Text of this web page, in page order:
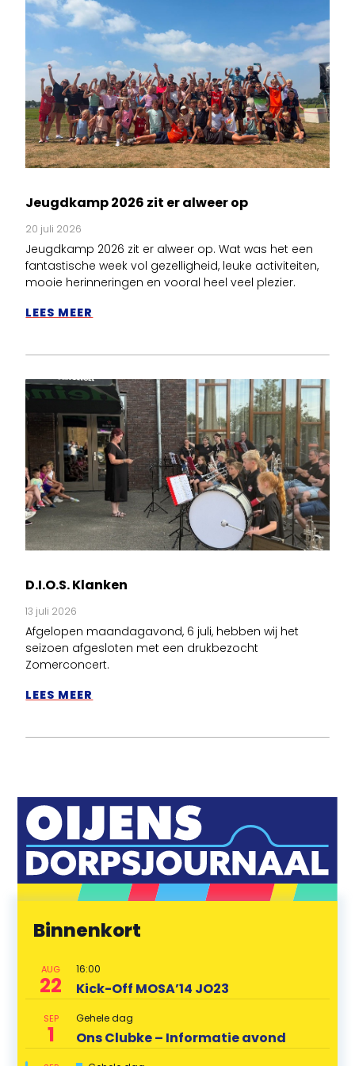
Jeugdkamp 2026 zit er alweer op
20 juli 2026
Jeugdkamp 2026 zit er alweer op. Wat was het een
fantastische week vol gezelligheid, leuke activiteiten,
mooie herinneringen en vooral heel veel plezier.
LEES MEER
D.I.O.S. Klanken
13 juli 2026
Afgelopen maandagavond, 6 juli, hebben wij het
seizoen afgesloten met een drukbezocht
Zomerconcert.
LEES MEER
Binnenkort
AUG
22
16:00
Kick-Off MOSA’14 JO23
SEP
1
Gehele dag
Ons Clubke – Informatie avond